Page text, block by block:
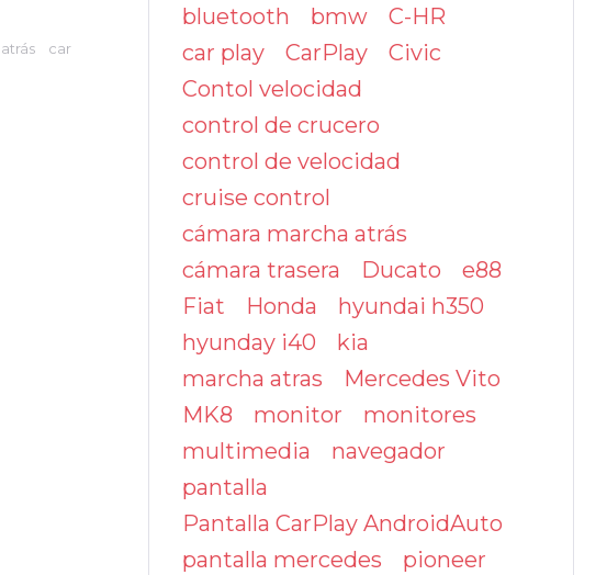
car
bluetooth
bmw
C-HR
car play
CarPlay
Civic
Contol velocidad
control de crucero
control de velocidad
cruise control
cámara marcha atrás
cámara trasera
Ducato
e88
Fiat
Honda
hyundai h350
hyunday i40
kia
marcha atras
Mercedes Vito
MK8
monitor
monitores
multimedia
navegador
pantalla
Pantalla CarPlay AndroidAuto
pantalla mercedes
pioneer